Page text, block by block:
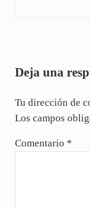
Deja una
Tu dirección de
Los campos
Comentario *